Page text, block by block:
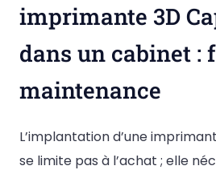
imprimante 3D
dans un cabinet :
maintenance
L’implantation d’une
se limite pas à l’achat ; elle